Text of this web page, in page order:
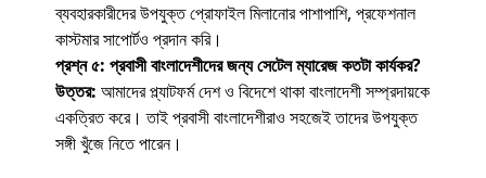
ব্যবহারকারীদের উপযুক্ত প্রোফাইল মিলানোর পাশাপাশি, প্রফেশনাল
কাস্টমার সাপোর্টও প্রদান করি।
প্রশ্ন ৫: প্রবাসী বাংলাদেশীদের জন্য সেটেল ম্যারেজ কতটা কার্যকর?
উত্তর: আমাদের প্ল্যাটফর্ম দেশ ও বিদেশে থাকা বাংলাদেশী সম্প্রদায়কে
একত্রিত করে। তাই প্রবাসী বাংলাদেশীরাও সহজেই তাদের উপযুক্ত
সঙ্গী খুঁজে নিতে পারেন।